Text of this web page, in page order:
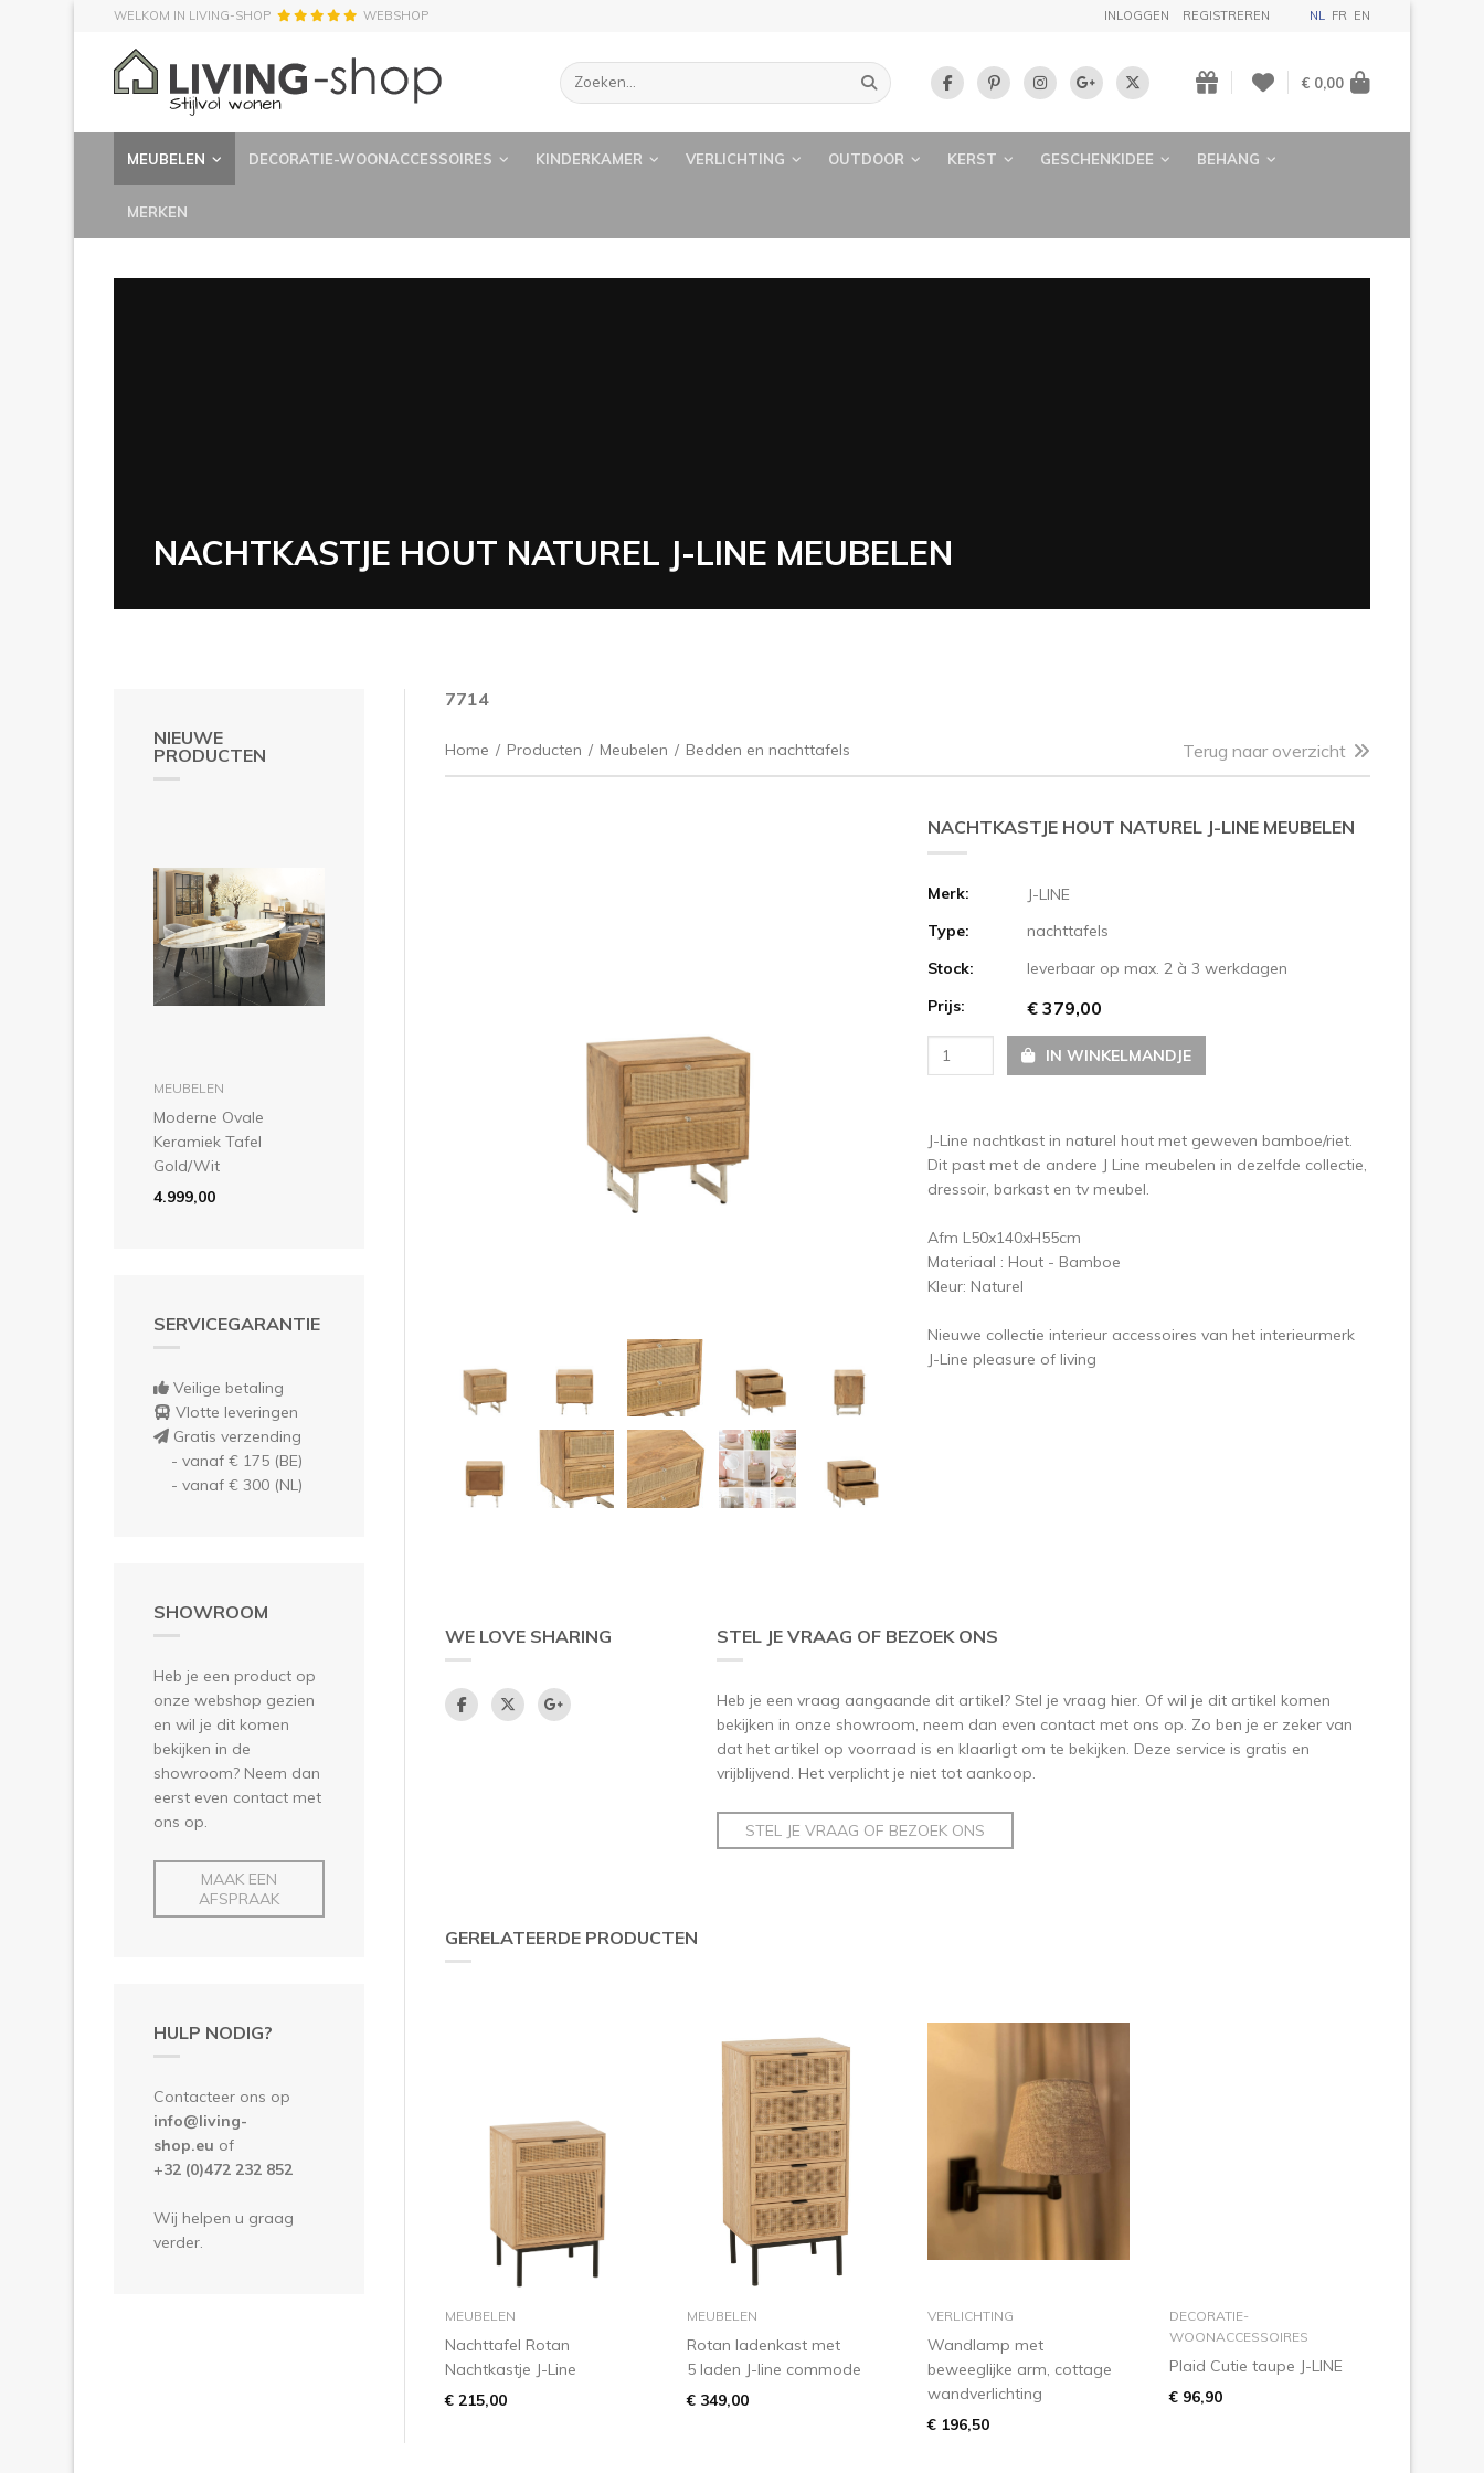
WELKOM IN LIVING-SHOP WEBSHOP INLOGGEN REGISTREREN NL FR EN
€ 0,00
MEUBELEN DECORATIE-WOONACCESSOIRES KINDERKAMER VERLICHTING OUTDOOR KERST GESCHENKIDEE BEHANG
MERKEN
NACHTKASTJE HOUT NATUREL J-LINE MEUBELEN
NIEUWE
PRODUCTEN
in winkelmandje
MEUBELEN
Moderne Ovale
Keramiek Tafel
Gold/Wit
4.999,00
SERVICEGARANTIE
Veilige betaling
Vlotte leveringen
Gratis verzending
- vanaf € 175 (BE)
- vanaf € 300 (NL)
SHOWROOM
Heb je een product op
onze webshop gezien
en wil je dit komen
bekijken in de
showroom? Neem dan
eerst even contact met
ons op.
MAAK EEN
AFSPRAAK
HULP NODIG?
Contacteer ons op
info@living-
shop.eu of
+32 (0)472 232 852
Wij helpen u graag
verder.
7714
Home / Producten / Meubelen / Bedden en nachttafels Terug naar overzicht
Volgende
NACHTKASTJE HOUT NATUREL J-LINE MEUBELEN
Merk:
J-LINE
Type:
nachttafels
Stock:
leverbaar op max. 2 à 3 werkdagen
Prijs:
€ 379,00
IN WINKELMANDJE
J-Line nachtkast in naturel hout met geweven bamboe/riet.
Dit past met de andere J Line meubelen in dezelfde collectie,
dressoir, barkast en tv meubel.
Afm L50x140xH55cm
Materiaal : Hout - Bamboe
Kleur: Naturel
Nieuwe collectie interieur accessoires van het interieurmerk
J-Line pleasure of living
WE LOVE SHARING STEL JE VRAAG OF BEZOEK ONS
Heb je een vraag aangaande dit artikel? Stel je vraag hier. Of wil je dit artikel komen
bekijken in onze showroom, neem dan even contact met ons op. Zo ben je er zeker van
dat het artikel op voorraad is en klaarligt om te bekijken. Deze service is gratis en
vrijblijvend. Het verplicht je niet tot aankoop.
STEL JE VRAAG OF BEZOEK ONS
GERELATEERDE PRODUCTEN
in winkelmandje
MEUBELEN
Nachttafel Rotan
Nachtkastje J-Line
€ 215,00
in winkelmandje
MEUBELEN
Rotan ladenkast met
5 laden J-line commode
€ 349,00
in winkelmandje
VERLICHTING
Wandlamp met
beweeglijke arm, cottage
wandverlichting
€ 196,50
in winkelmandje
DECORATIE-
WOONACCESSOIRES
Plaid Cutie taupe J-LINE
€ 96,90